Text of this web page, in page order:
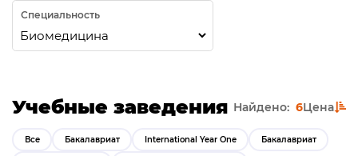
Специальность
Учебные заведения Найдено: 6Цена
Все Бакалавриат International Year One Бакалавриат